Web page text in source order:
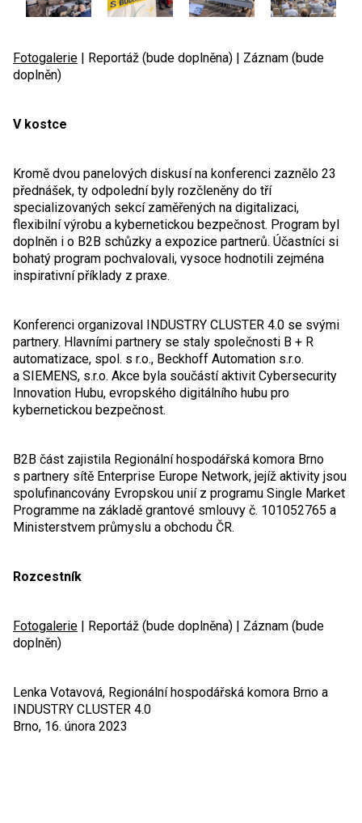
Fotogalerie | Reportáž (bude doplněna) | Záznam (bude
doplněn)
V kostce
Kromě dvou panelových diskusí na konferenci zaznělo 23
přednášek, ty odpolední byly rozčleněny do tří
specializovaných sekcí zaměřených na digitalizaci,
flexibilní výrobu a kybernetickou bezpečnost. Program byl
doplněn i o B2B schůzky a expozice partnerů. Účastníci si
bohatý program pochvalovali, vysoce hodnotili zejména
inspirativní příklady z praxe.
Konferenci organizoval INDUSTRY CLUSTER 4.0 se svými
partnery. Hlavními partnery se staly společnosti B + R
automatizace, spol. s r.o., Beckhoff Automation s.r.o.
a SIEMENS, s.r.o. Akce byla součástí aktivit Cybersecurity
Innovation Hubu, evropského digitálního hubu pro
kybernetickou bezpečnost.
B2B část zajistila Regionální hospodářská komora Brno
s partnery sítě Enterprise Europe Network, jejíž aktivity jsou
spolufinancovány Evropskou unií z programu Single Market
Programme na základě grantové smlouvy č. 101052765 a
Ministerstvem průmyslu a obchodu ČR.
Rozcestník
Fotogalerie | Reportáž (bude doplněna) | Záznam (bude
doplněn)
Lenka Votavová, Regionální hospodářská komora Brno a
INDUSTRY CLUSTER 4.0
Brno, 16. února 2023